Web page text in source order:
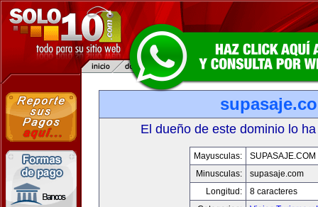
El dueño de este dominio lo
Mayusculas:
SUPASAJE.COM
Minusculas:
supasaje.com
Longitud:
8 caracteres